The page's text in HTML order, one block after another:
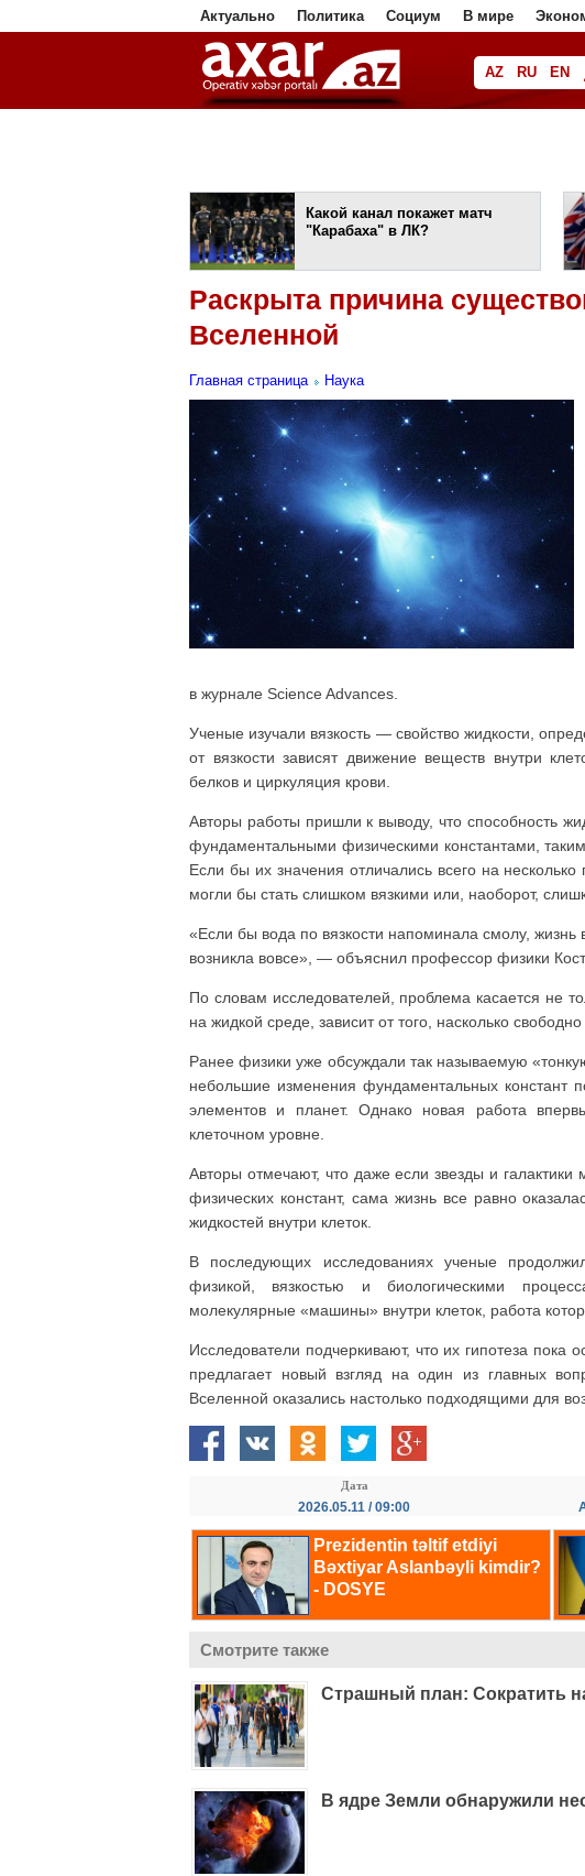
Актуально Политика Социум В мире
AZ RU EN
فا
Какой канал покажет матч
"Карабаха" в ЛК?
Раскрыта причина
Вселенной
Главная страница Наука
в журнале Science Advances.
Ученые изучали вязкость — свойство жидкости,
от вязкости зависят движение веществ внутри
белков и циркуляция крови.
Авторы работы пришли к выводу, что способность
фундаментальными физическими константами,
Если бы их значения отличались всего на
могли бы стать слишком вязкими или, наоборот,
«Если бы вода по вязкости напоминала смолу,
возникла вовсе», — объяснил профессор физики
По словам исследователей, проблема касается не
на жидкой среде, зависит от того, насколько
Ранее физики уже обсуждали так называемую
небольшие изменения фундаментальных
элементов и планет. Однако новая работа
клеточном уровне.
Авторы отмечают, что даже если звезды и галактики
физических констант, сама жизнь все равно
жидкостей внутри клеток.
В последующих исследованиях ученые
физикой, вязкостью и биологическими
молекулярные «машины» внутри клеток, работа
Исследователи подчеркивают, что их гипотеза пока
предлагает новый взгляд на один из главных
Вселенной оказались настолько подходящими для
Дата
2026.05.11 / 09:00
Смотрите также
Страшный план: Сократить
В ядре Земли обнаружили